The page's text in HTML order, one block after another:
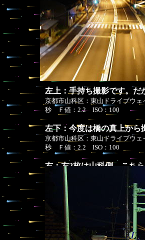
左上：手持ち撮影です。だ
京都市山科区：東山ドライブウ
秒 Ｆ値：2.2 ISO：100
左下：今度は橋の真上から
京都市山科区：東山ドライブウ
秒 Ｆ値：2.2 ISO：100
右：左2枚は山科側、こち
京都市山科区：東山ドライブウ
秒 Ｆ値：2.0 ISO：100